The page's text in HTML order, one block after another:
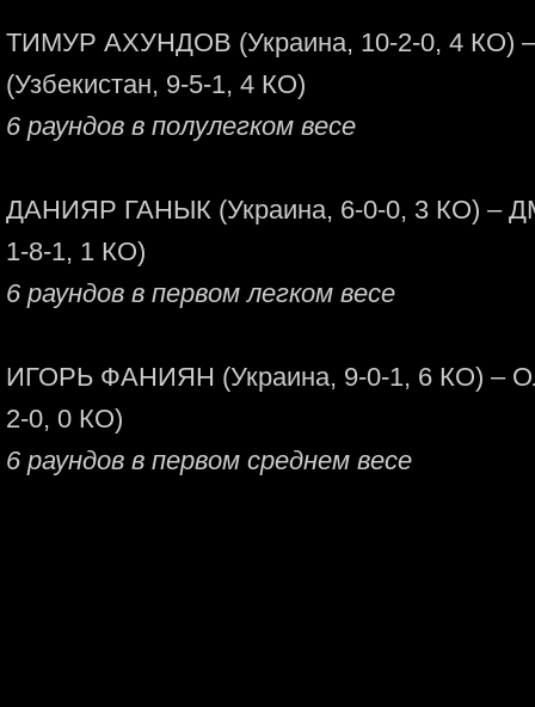
ТИМУР АХУНДОВ (Украина, 10-2-0, 4
(Узбекистан, 9-5-1, 4 КО)
6 раундов в полулегком весе
ДАНИЯР ГАНЫК (Украина, 6-0-0, 3 КО) –
1-8-1, 1 КО)
6 раундов в первом легком весе
ИГОРЬ ФАНИЯН (Украина, 9-0-1, 6 КО) –
2-0, 0 КО)
6 раундов в первом среднем весе